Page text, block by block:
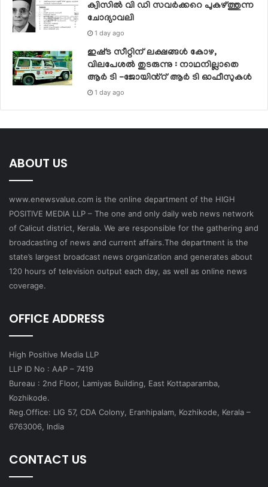
ക്വിസില്‍ വി ഡി സവര്‍ക്കറെ പുകഴ്ത്തുന്ന
ചോദ്യാവലി
1 day ago
ഇഷ്‌ട സീറ്റിന് ലക്ഷങ്ങൾ കോഴ,
വിലപേശൽ തുടരുന്നു : നാഥനില്ലാതെ
ആർ ടി -ജോയിൻ്റ് ആർ ടി ഓഫീസുകൾ
1 day ago
ABOUT US
www.enewsvalue.com is the online department of the HIGH
POSITIVE MEDIA LLP – The one and only daily web news network
of Calicut district, Kerala. We are responsible for the gathering and
broadcasting of news and current affairs.The department is the
state’s largest broadcast news organization and generates about
120 hours of television output each day, as well as online news
coverage.
OFFICE ADDRESS
High Positive Media LLP
LLP ID No : AAP – 7419
Bureau : 2nd Floor, Lamiyas Building, East Kottaparamba,
Kozhikode.
Reg.Office: LIG 57, CDA Colony, Eranhipalam, Kozhikode, Kerala –
6763006, India
CONTACT US